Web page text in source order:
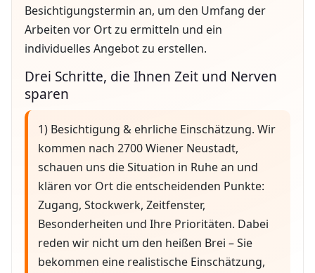
Besichtigungstermin an, um den Umfang der
Arbeiten vor Ort zu ermitteln und ein
individuelles Angebot zu erstellen.
Drei Schritte, die Ihnen Zeit und Nerven
sparen
1) Besichtigung & ehrliche Einschätzung. Wir
kommen nach 2700 Wiener Neustadt,
schauen uns die Situation in Ruhe an und
klären vor Ort die entscheidenden Punkte:
Zugang, Stockwerk, Zeitfenster,
Besonderheiten und Ihre Prioritäten. Dabei
reden wir nicht um den heißen Brei – Sie
bekommen eine realistische Einschätzung,